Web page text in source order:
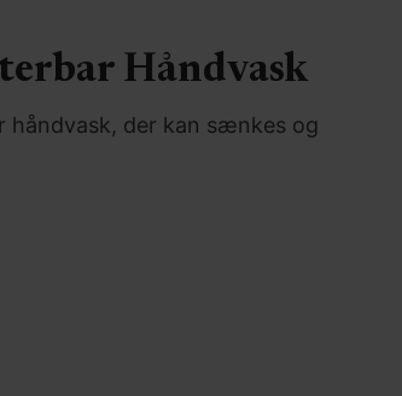
Håndvask
håndvask, der kan sænkes og